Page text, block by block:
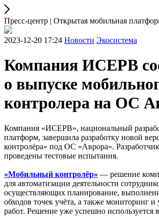
Пресс-центр | Открытая мобильная
2023-12-20 17:24 Новости Экосистема
Компания ИСЕРВ
о выпуске
контролера на ОС
Компания «ИСЕРВ», национальный
платформ, завершила разработку новой
контролёра» под ОС «Аврора».
проведены тестовые испытания.
«Мобильный контролёр» — решение
для автоматизации деятельности
осуществляющих планирование,
обходов точек учёта, а также мониторинг
работ. Решение уже успешно используется